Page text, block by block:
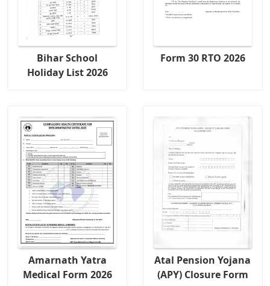
Bihar School
Holiday List 2026
Form 30 RTO 2026
Amarnath Yatra
Medical Form 2026
Atal Pension Yojana
(APY) Closure Form